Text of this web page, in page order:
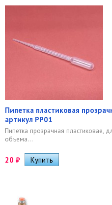
Пипетка пластиковая
артикул PP01
Пипетка прозрачная пластиковае,
объема...
20 ₽